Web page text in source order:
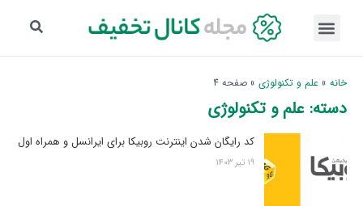
خانه » علم و تکنولوژی » صفحه 4
دسته: علم و تکنولوژی
کد رایگان شدن اینترنت روبیکا برای ایرانسل و همراه اول
۱۹ تیر ۱۴۰۳